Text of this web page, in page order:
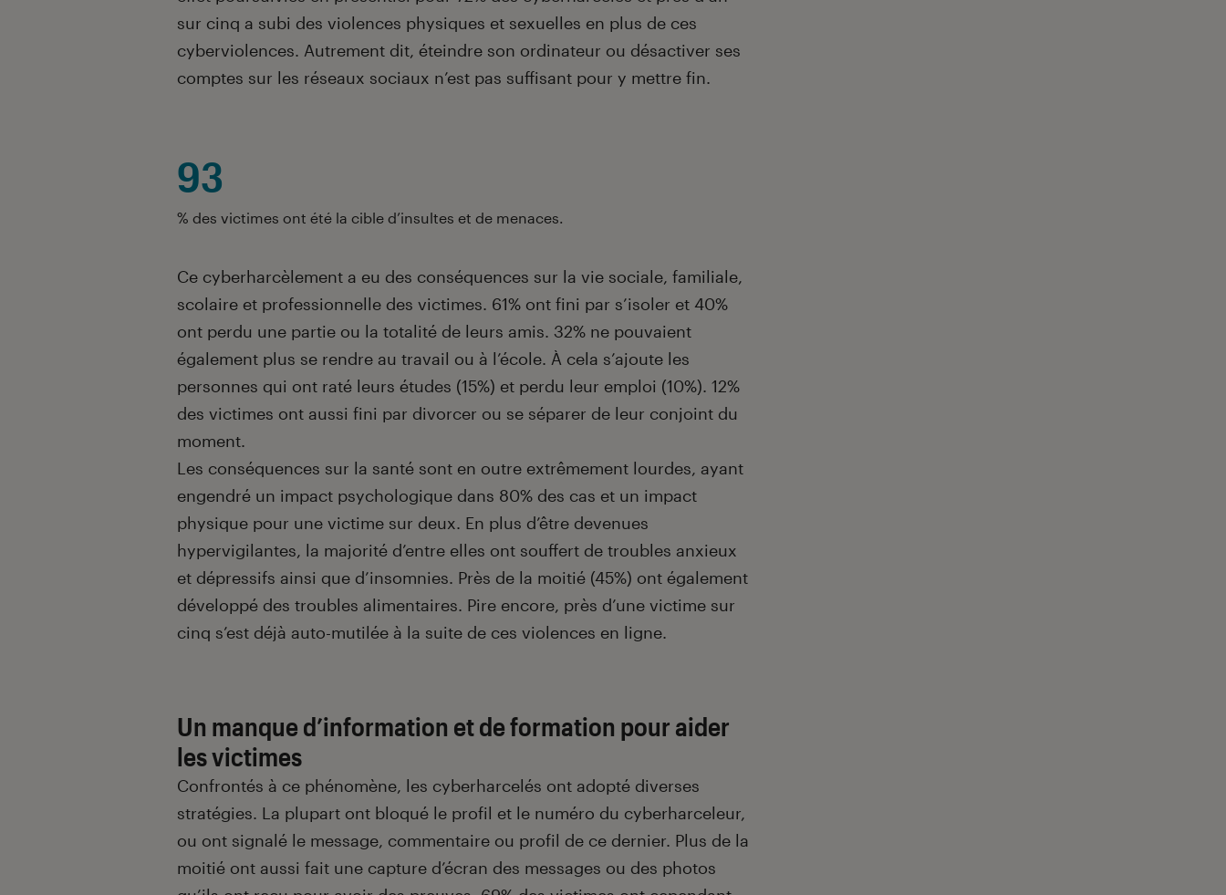
sur cinq a subi des violences physiques et sexuelles en plus de ces
cyberviolences. Autrement dit, éteindre son ordinateur ou désactiver ses
comptes sur les réseaux sociaux n’est pas suffisant pour y mettre fin.
93
% des victimes ont été la cible d’insultes et de menaces.
Ce cyberharcèlement a eu des conséquences sur la vie sociale, familiale,
scolaire et professionnelle des victimes. 61% ont fini par s’isoler et 40%
ont perdu une partie ou la totalité de leurs amis. 32% ne pouvaient
également plus se rendre au travail ou à l’école. À cela s’ajoute les
personnes qui ont raté leurs études (15%) et perdu leur emploi (10%). 12%
des victimes ont aussi fini par divorcer ou se séparer de leur conjoint du
moment.
Les conséquences sur la santé sont en outre extrêmement lourdes, ayant
engendré un impact psychologique dans 80% des cas et un impact
physique pour une victime sur deux. En plus d’être devenues
hypervigilantes, la majorité d’entre elles ont souffert de troubles anxieux
et dépressifs ainsi que d’insomnies. Près de la moitié (45%) ont également
développé des troubles alimentaires. Pire encore, près d’une victime sur
cinq s’est déjà auto-mutilée à la suite de ces violences en ligne.
Un manque d’information et de formation pour aider
les victimes
Confrontés à ce phénomène, les cyberharcelés ont adopté diverses
stratégies. La plupart ont bloqué le profil et le numéro du cyberharceleur,
ou ont signalé le message, commentaire ou profil de ce dernier. Plus de la
moitié ont aussi fait une capture d’écran des messages ou des photos